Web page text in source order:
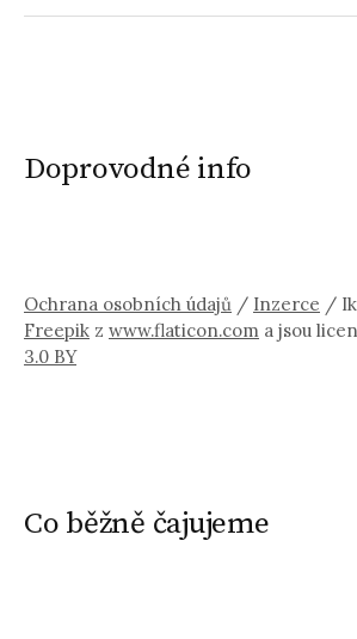
Doprovodné info
Ochrana osobních údajů / Inzerce /
Freepik z www.flaticon.com a jsou
3.0 BY
Co běžně čajujeme